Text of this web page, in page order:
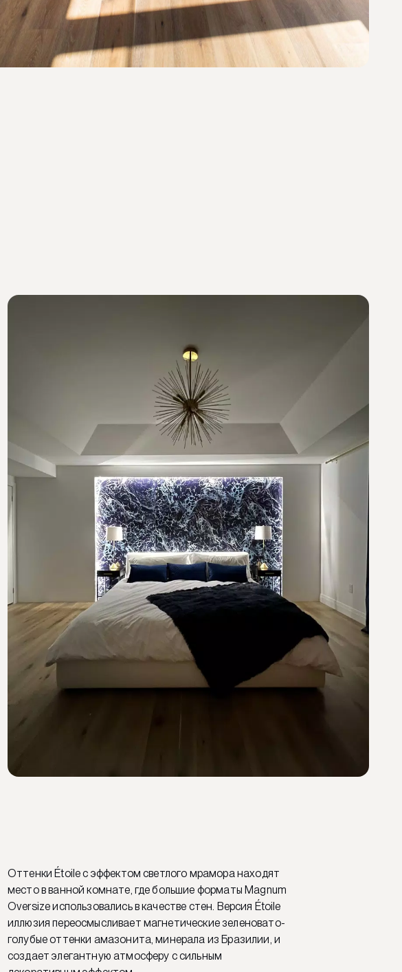
Оттенки Étoile с эффектом светлого мрамора находят
место в ванной комнате, где большие форматы Magnum
Oversize использовались в качестве стен. Версия Étoile
иллюзия переосмысливает магнетические зеленовато-
голубые оттенки амазонита, минерала из Бразилии, и
создает элегантную атмосферу с сильным